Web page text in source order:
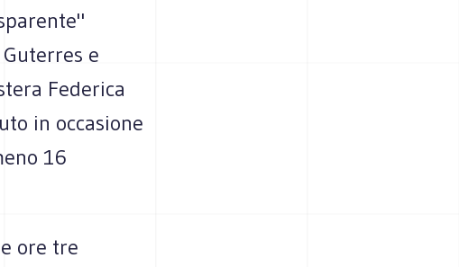
e
Federica
in occasione
16
ore tre